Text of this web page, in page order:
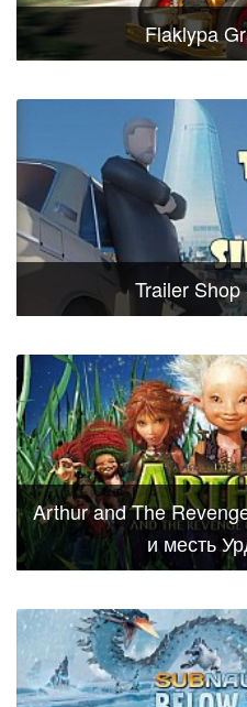
Flaklypa
Trailer
Arthur and The
и месть